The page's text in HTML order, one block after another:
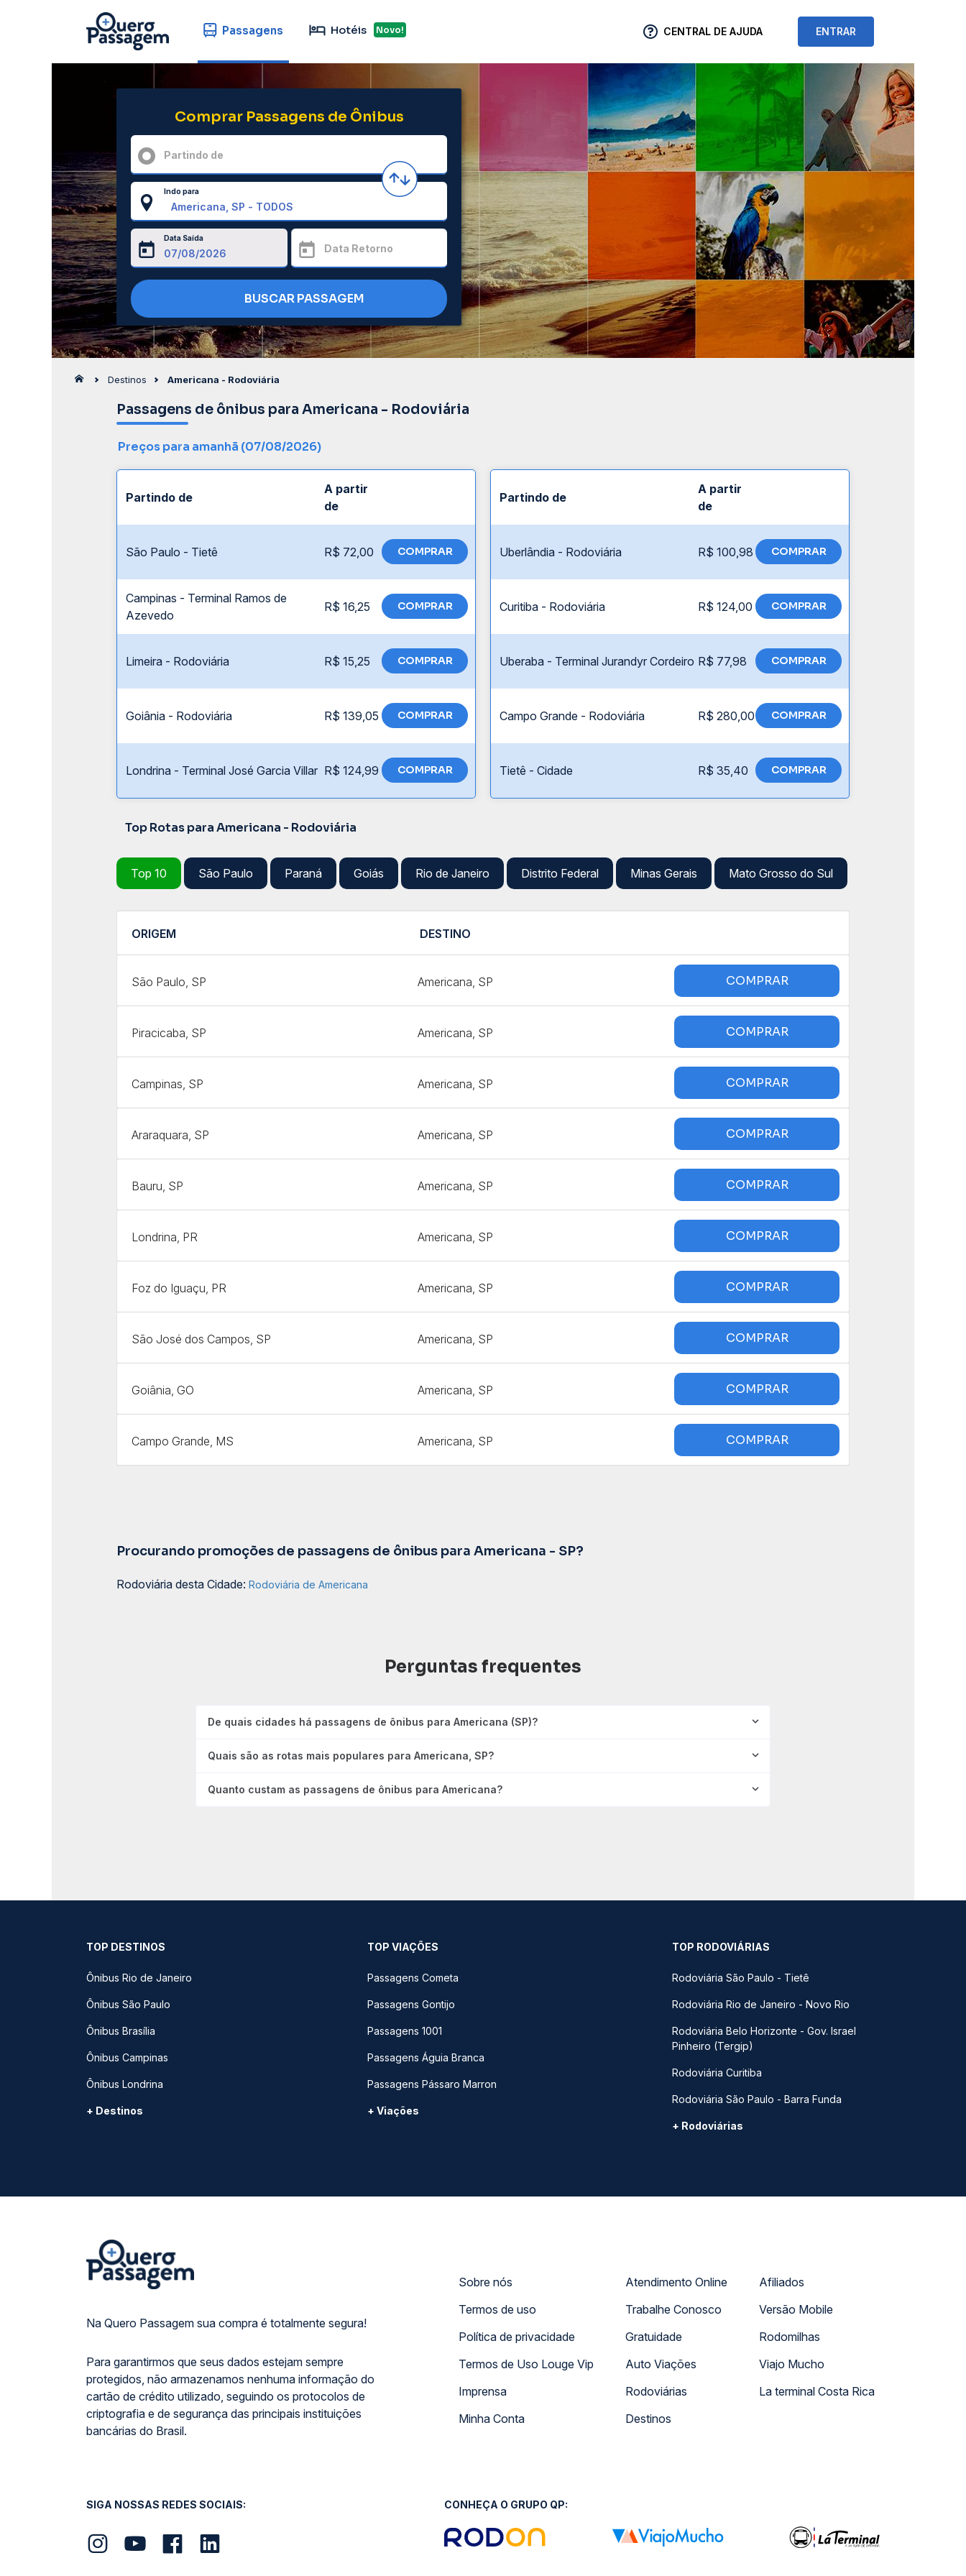
Passagens Hotéis Novo! CENTRAL DE AJUDA ENTRAR
Comprar Passagens de Ônibus
Partindo de
Indo para
Data Saída
Data Retorno
BUSCAR PASSAGEM
Destinos Americana - Rodoviária
Passagens de ônibus para Americana - Rodoviária
Preços para amanhã (07/08/2026)
Partindo de
A partir
de
São Paulo - Tietê R$ 72,00 COMPRAR
Campinas - Terminal Ramos de
Azevedo
R$ 16,25 COMPRAR
Limeira - Rodoviária R$ 15,25 COMPRAR
Goiânia - Rodoviária R$ 139,05 COMPRAR
Londrina - Terminal José Garcia Villar R$ 124,99 COMPRAR
Partindo de
A partir
de
Uberlândia - Rodoviária R$ 100,98 COMPRAR
Curitiba - Rodoviária R$ 124,00 COMPRAR
Uberaba - Terminal Jurandyr Cordeiro R$ 77,98 COMPRAR
Campo Grande - Rodoviária R$ 280,00 COMPRAR
Tietê - Cidade R$ 35,40 COMPRAR
Top Rotas para Americana - Rodoviária
Top 10 São Paulo Paraná Goiás Rio de Janeiro Distrito Federal Minas Gerais Mato Grosso do Sul
ORIGEM DESTINO
São Paulo, SP Americana, SP
Piracicaba, SP Americana, SP
Campinas, SP Americana, SP
Araraquara, SP Americana, SP
Bauru, SP Americana, SP
Londrina, PR Americana, SP
Foz do Iguaçu, PR Americana, SP
São José dos Campos, SP Americana, SP
Goiânia, GO Americana, SP
Campo Grande, MS Americana, SP
Procurando promoções de passagens de ônibus para Americana - SP?
Rodoviária desta Cidade: Rodoviária de Americana
Perguntas frequentes
De quais cidades há passagens de ônibus para Americana (SP)?
Quais são as rotas mais populares para Americana, SP?
Quanto custam as passagens de ônibus para Americana?
TOP DESTINOS
Ônibus Rio de Janeiro
Ônibus São Paulo
Ônibus Brasília
Ônibus Campinas
Ônibus Londrina
+ Destinos
TOP VIAÇÕES
Passagens Cometa
Passagens Gontijo
Passagens 1001
Passagens Águia Branca
Passagens Pássaro Marron
+ Viações
TOP RODOVIÁRIAS
Rodoviária São Paulo - Tietê
Rodoviária Rio de Janeiro - Novo Rio
Rodoviária Belo Horizonte - Gov. Israel
Pinheiro (Tergip)
Rodoviária Curitiba
Rodoviária São Paulo - Barra Funda
+ Rodoviárias
Na Quero Passagem sua compra é totalmente segura!
Para garantirmos que seus dados estejam sempre
protegidos, não armazenamos nenhuma informação do
cartão de crédito utilizado, seguindo os protocolos de
criptografia e de segurança das principais instituições
bancárias do Brasil.
Sobre nós
Termos de uso
Política de privacidade
Termos de Uso Louge Vip
Imprensa
Minha Conta
Atendimento Online
Trabalhe Conosco
Gratuidade
Auto Viações
Rodoviárias
Destinos
Afiliados
Versão Mobile
Rodomilhas
Viajo Mucho
La terminal Costa Rica
SIGA NOSSAS REDES SOCIAIS: CONHEÇA O GRUPO QP: